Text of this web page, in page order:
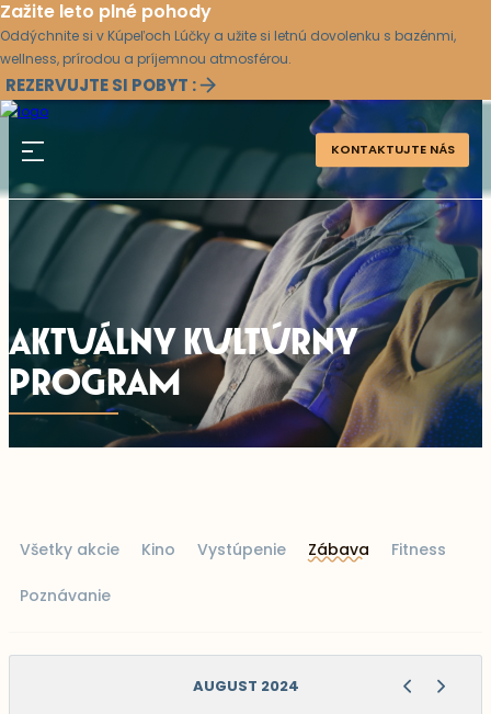
Zažite leto plné pohody
Oddýchnite si v Kúpeľoch Lúčky a užite si letnú dovolenku s bazénmi,
wellness, prírodou a príjemnou atmosférou.
REZERVUJTE SI POBYT :
KONTAKTUJTE NÁS
AKTUÁLNY KULTÚRNY
PROGRAM
Všetky akcie Kino Vystúpenie Zábava Fitness
Poznávanie
AUGUST 2024